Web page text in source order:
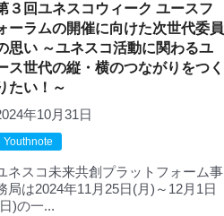
３回ユネスコウィーク ユースフ
ーラムの開催に向けた次世代委員
思い ～ユネスコ活動に関わるユ
ス世代の縦・横のつながりをつく
たい！～
年10月31日
Youthnote
ネスコ未来共創プラットフォーム事
局は2024年11月25日(月)～12月1日
)の一...